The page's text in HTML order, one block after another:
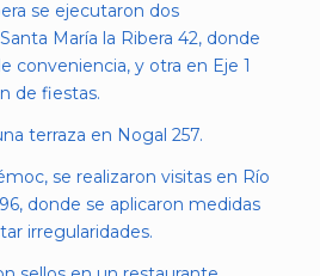
se ejecutaron dos
María la Ribera 42, donde
conveniencia, y otra en Eje 1
de fiestas.
terraza en Nogal 257.
se realizaron visitas en Río
donde se aplicaron medidas
irregularidades.